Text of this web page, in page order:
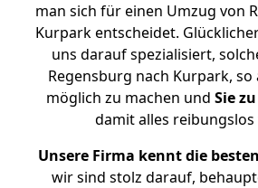
man sich für einen Umzug von
Kurpark entscheidet.
uns darauf spezialisiert,
Regensburg nach Kurpark,
möglich zu machen und Sie
damit alles
Unsere Firma kennt die
wir sind stolz darauf,